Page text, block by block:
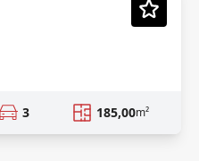
3 185,00m²